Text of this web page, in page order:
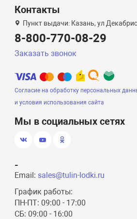
Контакты
Пункт выдачи: Казань, ул
8-800-770-08-29
Заказать звонок
Согласие на обработку персональных
и условия использования сайта
Мы в социальных сетях
-
Email: sales@tulin-lodki.ru
График работы:
ПН-ПТ: 09:00 - 17:00
СБ: 09:00 - 16:00